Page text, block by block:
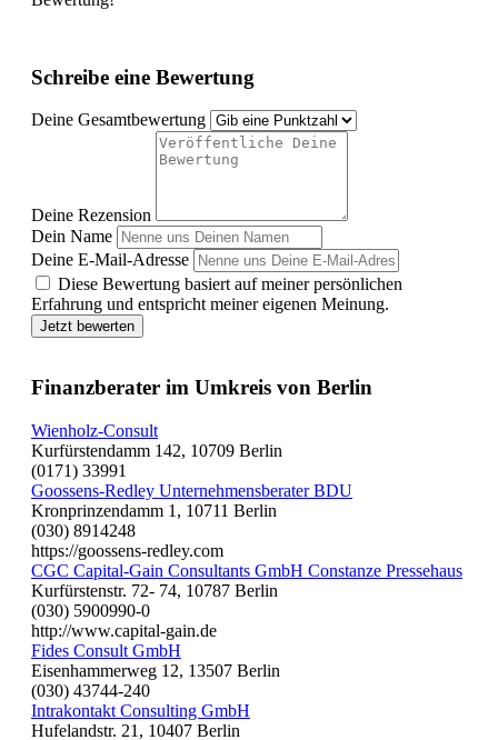
Schreibe eine Bewertung
Deine Gesamtbewertung
Deine Rezension
Dein Name
Deine E-Mail-Adresse
Diese Bewertung basiert auf meiner persönlichen
Erfahrung und entspricht meiner eigenen Meinung.
Jetzt bewerten
Finanzberater im Umkreis von Berlin
Wienholz-Consult
Kurfürstendamm 142, 10709 Berlin
(0171) 33991
Goossens-Redley Unternehmensberater BDU
Kronprinzendamm 1, 10711 Berlin
(030) 8914248
https://goossens-redley.com
CGC Capital-Gain Consultants GmbH Constanze Pressehaus
Kurfürstenstr. 72- 74, 10787 Berlin
(030) 5900990-0
http://www.capital-gain.de
Fides Consult GmbH
Eisenhammerweg 12, 13507 Berlin
(030) 43744-240
Intrakontakt Consulting GmbH
Hufelandstr. 21, 10407 Berlin